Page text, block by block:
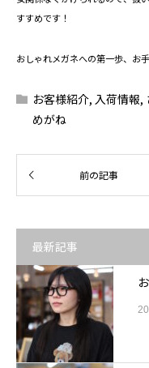
すすめです！
おしゃれメガネへの第一歩、お
お客様紹介, 入荷情報,
めがね
最新記事